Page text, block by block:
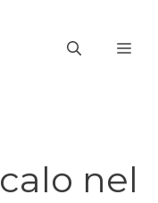
nel